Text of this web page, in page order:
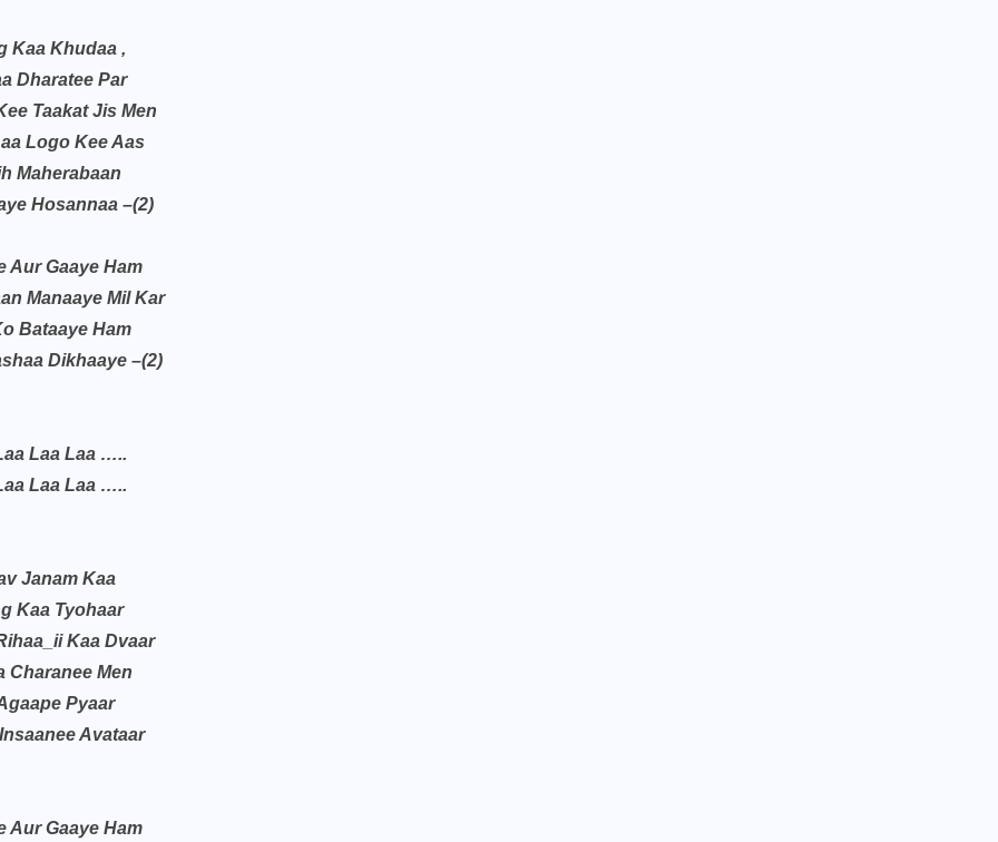
Kaa Khudaa ,
Dharatee Par
Taakat Jis Men
Logo Kee Aas
Maherabaan
Hosannaa –(2)
Aur Gaaye Ham
Manaaye Mil Kar
Bataaye Ham
Dikhaaye –(2)
Laa Laa …..
Laa Laa …..
Janam Kaa
Kaa Tyohaar
Kaa Dvaar
Charanee Men
Pyaar
Avataar
Aur Gaaye Ham